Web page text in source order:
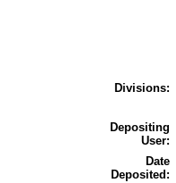
Divisions:
Depositing
User:
Date
Deposited: